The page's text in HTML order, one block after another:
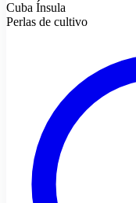
Cuba Ínsula
Perlas de cultivo